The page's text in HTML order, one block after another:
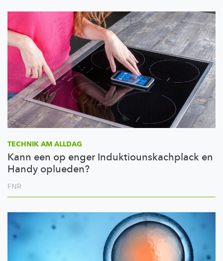
TECHNIK AM ALLDAG
Kann een op enger Induktiounskachplack en
Handy oplueden?
FNR